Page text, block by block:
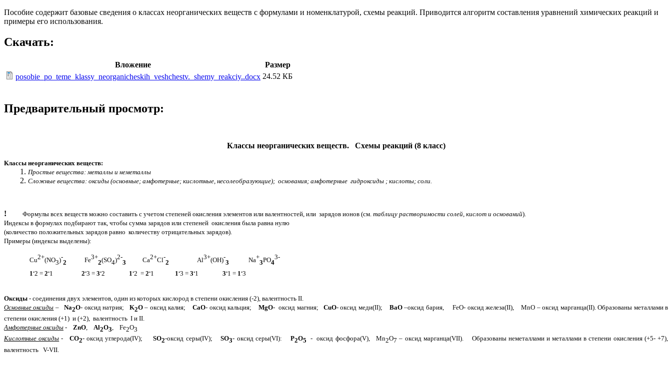
Пособие содержит базовые сведения о классах неорганических веществ с формулами и номенклатурой, схемы реакций. Приводится алгоритм составления уравнений химических реакций и
примеры его использования.
Скачать:
Вложение
Размер
posobie_po_teme_klassy_neorganicheskih_veshchestv._shemy_reakciy..docx 24.52 КБ
Предварительный просмотр:
Классы неорганических веществ. Схемы реакций (8 класс)
Классы неорганических веществ:
Простые вещества: металлы и неметаллы
Сложные вещества: оксиды (основные; амфотерные; кислотные, несолеобразующие); основания; амфотерные гидроксиды ; кислоты; соли.
! Формулы всех веществ можно составить с учетом степеней окисления элементов или валентностей, или зарядов ионов (см. таблицу растворимости солей, кислот и оснований).
Индексы в формулах подбирают так, чтобы сумма зарядов или степеней окисления была равна нулю
(количество положительных зарядов равно количеству отрицательных зарядов).
Примеры (индексы выделены):
Сu2+(NO3)-
2 Fe3+
2(SO4)2-
3 Ca2+Cl-
2 Al3+(OH)-
3 Na+
3PO4
3-
1.2 = 2.1 2.3 = 3.2 1.2 = 2.1 1.3 = 3.1 3.1 = 1.3
Оксиды - соединения двух элементов, один из которых кислород в степени окисления (-2), валентность II.
Основные оксиды –Na2O- оксид натрия; K2O– оксид калия;CaO- оксид кальция;MgO- оксид магния; CuO- оксид меди(II); ВаО–оксид бария, FeO- оксид железа(II), MnO – оксид марганца(II). Образованы металлами в
степени окисления (+1) и (+2), валентность I и II.
Амфотерные оксиды - ZnO, Al2O3, Fe2O3
Кислотные оксиды - CO2- оксид углерода(IV);SO2-оксид серы(IV);SO3- оксид серы(VI): P2O5 - оксид фосфора(V), Mn2O7– оксид марганца(VII). Образованы неметаллами и металлами в степени окисления (+5- +7),
валентность V-VII.